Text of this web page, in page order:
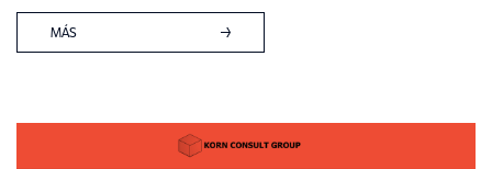
MÁS